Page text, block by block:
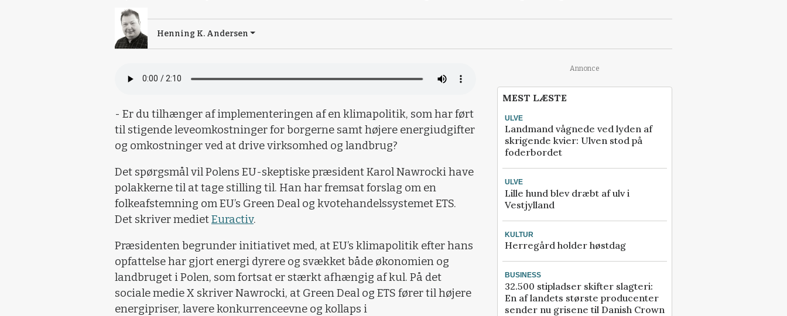
Henning K. Andersen
- Er du tilhænger af implementeringen af en klimapolitik, som har ført
til stigende leveomkostninger for borgerne samt højere energiudgifter
og omkostninger ved at drive virksomhed og landbrug?
Det spørgsmål vil Polens EU-skeptiske præsident Karol Nawrocki have
polakkerne til at tage stilling til. Han har fremsat forslag om en
folkeafstemning om EU’s Green Deal og kvotehandelssystemet ETS.
Det skriver medietEuractiv.
Præsidenten begrunder initiativet med, at EU’s klimapolitik efter hans
opfattelse har gjort energi dyrere og svækket både økonomien og
landbruget i Polen, som fortsat er stærkt afhængig af kul. På det
sociale medie X skriver Nawrocki, at Green Deal og ETS fører til højere
energipriser, lavere konkurrenceevne og kollaps i
Annonce
MEST LÆSTE
ULVE
Landmand vågnede ved lyden af
skrigende kvier: Ulven stod på
foderbordet
ULVE
Lille hund blev dræbt af ulv i
Vestjylland
KULTUR
Herregård holder høstdag
BUSINESS
32.500 stipladser skifter slagteri:
En af landets største producenter
sender nu grisene til Danish Crown